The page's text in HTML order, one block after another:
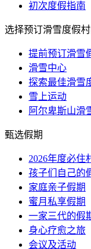
初次度假指南
选择预订滑雪度假
提前预订滑雪
滑雪中心
探索最佳滑雪
雪上运动
阿尔卑斯山滑
甄选假期
2026年度必住
孩子们自己的
家庭亲子假期
蜜月私享假期
一家三代的假
身心疗愈之旅
会议及活动